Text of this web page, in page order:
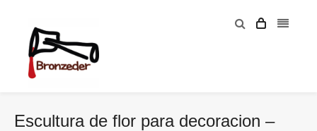
Escultura de flor para decoracion –